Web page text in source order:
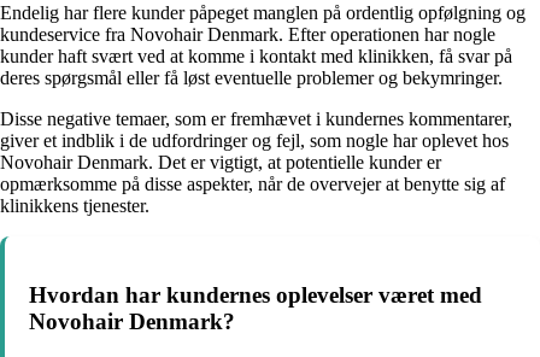
Endelig har flere kunder påpeget manglen på ordentlig opfølgning og
kundeservice fra Novohair Denmark. Efter operationen har nogle
kunder haft svært ved at komme i kontakt med klinikken, få svar på
deres spørgsmål eller få løst eventuelle problemer og bekymringer.
Disse negative temaer, som er fremhævet i kundernes kommentarer,
giver et indblik i de udfordringer og fejl, som nogle har oplevet hos
Novohair Denmark. Det er vigtigt, at potentielle kunder er
opmærksomme på disse aspekter, når de overvejer at benytte sig af
klinikkens tjenester.
Hvordan har kundernes oplevelser været med
Novohair Denmark?